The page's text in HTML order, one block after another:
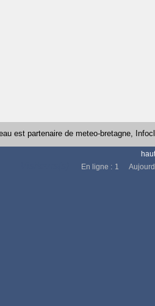
est partenaire de meteo-bretagne,
En ligne : 1